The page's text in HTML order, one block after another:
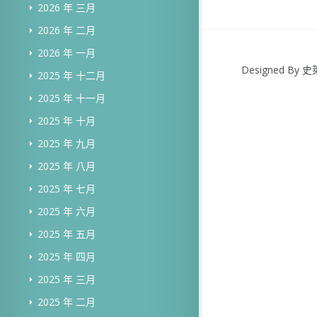
2026 年 三月
2026 年 二月
2026 年 一月
2025 年 十二月
2025 年 十一月
2025 年 十月
2025 年 九月
2025 年 八月
2025 年 七月
2025 年 六月
2025 年 五月
2025 年 四月
2025 年 三月
2025 年 二月
Designed By 史